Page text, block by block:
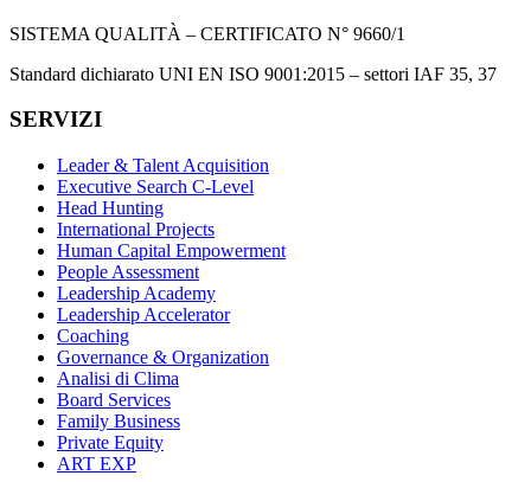
SISTEMA QUALITÀ – CERTIFICATO N° 9660/1
Standard dichiarato UNI EN ISO 9001:2015 – settori IAF 35, 37
SERVIZI
Leader & Talent Acquisition
Executive Search C-Level
Head Hunting
International Projects
Human Capital Empowerment
People Assessment
Leadership Academy
Leadership Accelerator
Coaching
Governance & Organization
Analisi di Clima
Board Services
Family Business
Private Equity
ART EXP